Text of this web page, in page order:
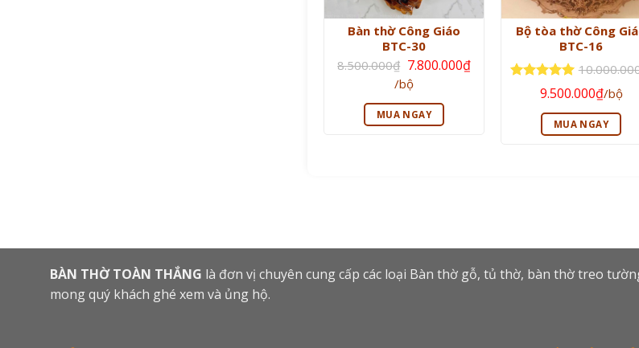
Bàn thờ Công Giáo
BTC-30
8.500.000₫ Giá
gốc
là:
7.800.000₫
Giá
hiện
tại
là:
7.800.000₫.
/bộ
MUA NGAY
Bộ tòa thờ Công
BTC-16
Được xếp
hạng55
Giá
gốc
là:
10.000.000₫.
9.500.000₫Giá
hiện
tại
là:
/bộ
MUA NGAY
BÀN THỜ TOÀN THẮNG là đơn vị chuyên cung cấp các loại Bàn thờ gỗ, tủ thờ, bàn thờ treo
mong quý khách ghé xem và ủng hộ.